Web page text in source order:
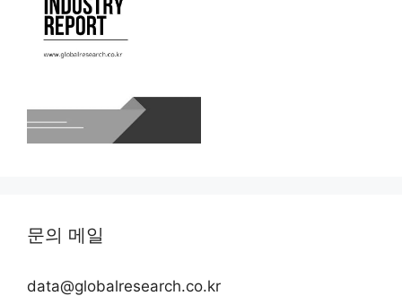
문의 메일
data@globalresearch.co.kr